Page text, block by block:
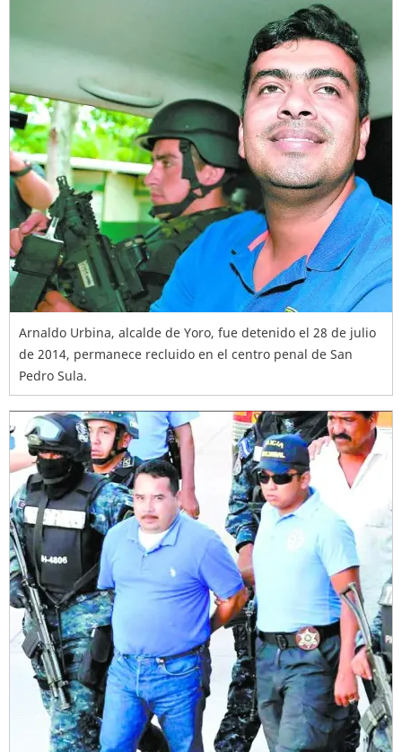
Arnaldo Urbina, alcalde de Yoro, fue detenido el 28 de julio
de 2014, permanece recluido en el centro penal de San
Pedro Sula.